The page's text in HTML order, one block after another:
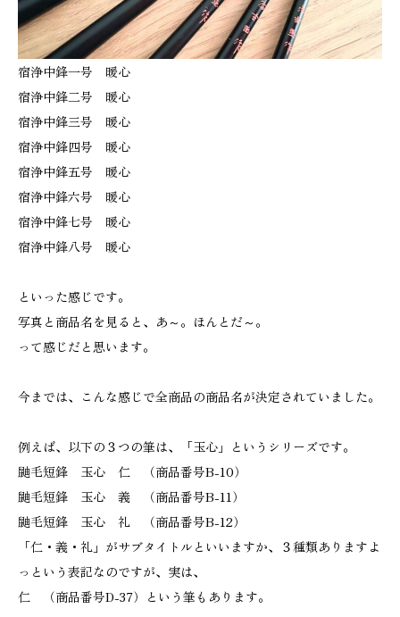
宿浄中鋒一号 暖心
宿浄中鋒二号 暖心
宿浄中鋒三号 暖心
宿浄中鋒四号 暖心
宿浄中鋒五号 暖心
宿浄中鋒六号 暖心
宿浄中鋒七号 暖心
宿浄中鋒八号 暖心
といった感じです。
写真と商品名を見ると、あ～。ほんとだ～。
って感じだと思います。
今までは、こんな感じで全商品の商品名が決定されていました。
例えば、以下の３つの筆は、「玉心」というシリーズです。
鼬毛短鋒 玉心 仁 （商品番号B-10）
鼬毛短鋒 玉心 義 （商品番号B-11）
鼬毛短鋒 玉心 礼 （商品番号B-12）
「仁・義・礼」がサブタイトルといいますか、３種類ありますよ
っという表記なのですが、実は、
仁 （商品番号D-37）という筆もあります。